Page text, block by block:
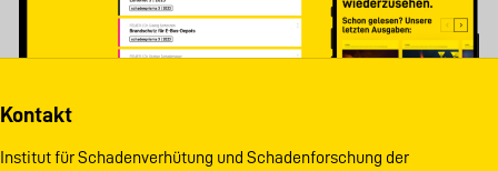
Kontakt
Institut für Schadenverhütung und Schadenforschung der